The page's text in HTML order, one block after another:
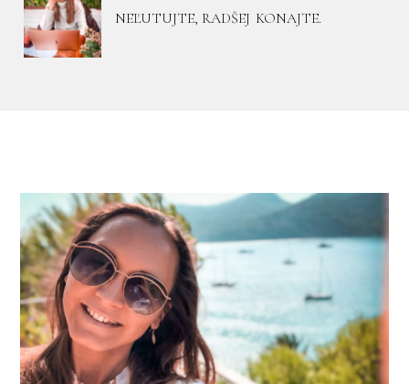
NEĽUTUJTE, RADŠEJ KONAJTE.